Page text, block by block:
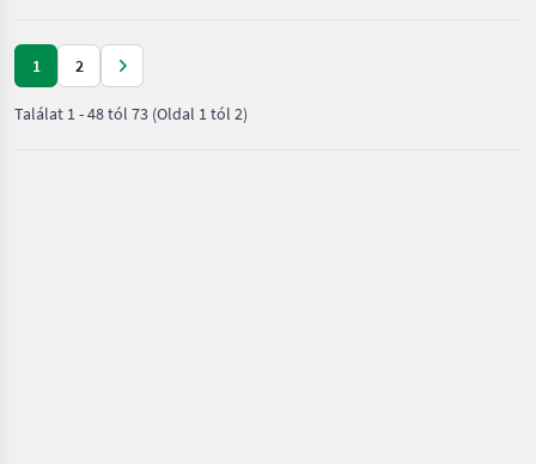
1 2
Találat 1-48tól 73 (Oldal 1 tól 2)